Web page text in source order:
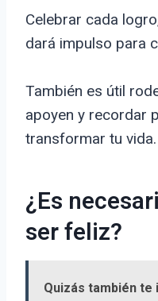
Celebrar cada
dará impulso para
También es útil
apoyen y recordar
transformar tu vida.
¿Es
ser feliz?
Quizás también te